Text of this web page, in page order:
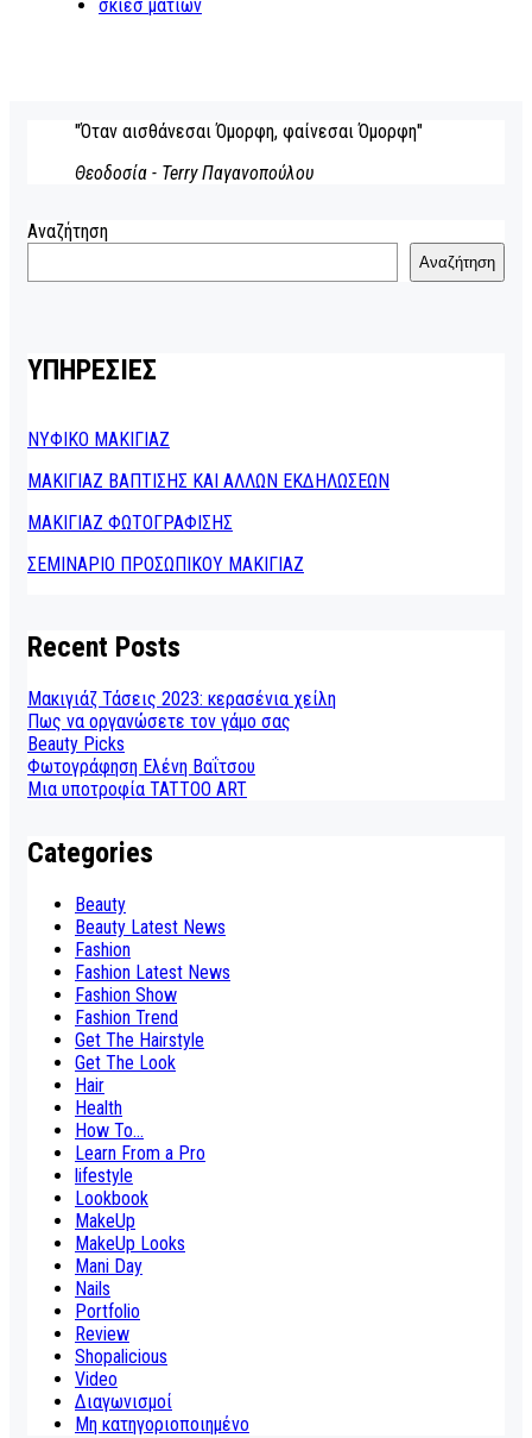
σκιεσ ματιων
"Όταν αισθάνεσαι Όμορφη, φαίνεσαι Όμορφη"
Θεοδοσία - Terry Παγανοπούλου
Αναζήτηση
Αναζήτηση
ΥΠΗΡΕΣΙΕΣ
ΝΥΦΙΚΟ ΜΑΚΙΓΙΑΖ
ΜΑΚΙΓΙΑΖ ΒΑΠΤΙΣΗΣ ΚΑΙ ΑΛΛΩΝ ΕΚΔΗΛΩΣΕΩΝ
ΜΑΚΙΓΙΑΖ ΦΩΤΟΓΡΑΦΙΣΗΣ
ΣΕΜΙΝΑΡΙΟ ΠΡΟΣΩΠΙΚΟΥ ΜΑΚΙΓΙΑΖ
Recent Posts
Μακιγιάζ Τάσεις 2023: κερασένια χείλη
Πως να οργανώσετε τον γάμο σας
Beauty Picks
Φωτογράφηση Ελένη Βαΐτσου
Μια υποτροφία TATTOO ART
Categories
Beauty
Beauty Latest News
Fashion
Fashion Latest News
Fashion Show
Fashion Trend
Get The Hairstyle
Get The Look
Hair
Health
How To...
Learn From a Pro
lifestyle
Lookbook
MakeUp
MakeUp Looks
Mani Day
Nails
Portfolio
Review
Shopalicious
Video
Διαγωνισμοί
Μη κατηγοριοποιημένο